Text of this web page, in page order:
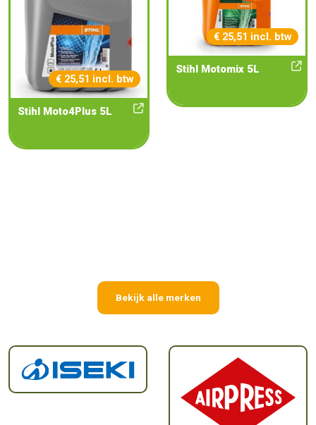
Stihl Moto4Plus 5L
€ 25,51 incl. btw
Stihl Motomix 5L
€ 25,51 incl. btw
Bekijk alle merken